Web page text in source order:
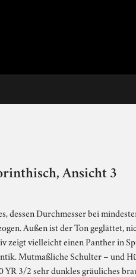
Ansicht 3
Durchmesser bei
Außen ist der Ton geglättet,
vielleicht einen Panther in
Mutmaßliche Schulter – und
3/2 sehr dunkles gräuliches